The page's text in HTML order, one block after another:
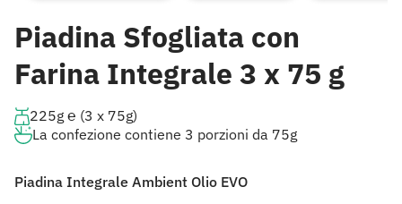
Piadina Sfogliata con
Farina Integrale 3 x 75 g
225g ℮ (3 x 75g)
La confezione contiene 3 porzioni da 75g
Piadina Integrale Ambient Olio EVO